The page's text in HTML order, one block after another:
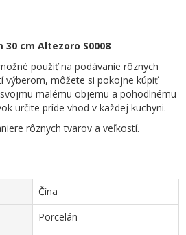
cm Altezoro S0008
použiť na podávanie rôznych
výberom, môžete si pokojne kúpiť
malému objemu a pohodlnému
určite príde vhod v každej kuchyni.
rôznych tvarov a veľkostí.
Čína
Porcelán